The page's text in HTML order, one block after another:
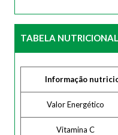
TABELA NUTRICIONAL
Informação
Valor Energético
Vitamina C